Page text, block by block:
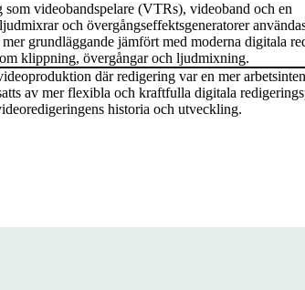
videobandspelare (VTRs), videoband och en
och övergångseffektsgeneratorer
grundläggande jämfört med moderna digitala
klippning, övergångar och ljudmixning.
där redigering var en mer
av mer flexibla och kraftfulla digitala
historia och utveckling.